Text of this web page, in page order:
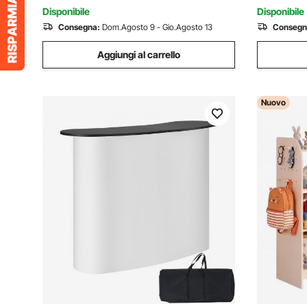
Disponibile
Consegna: Dom.Agosto 9 - Gio.Agosto 13
Aggiungi al carrello
Disponibile
Nuovo